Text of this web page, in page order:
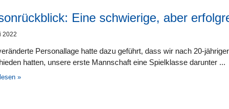
Zu dieser Kategorie gibt es
Eine schwierige, aber
2022
Personallage hatte dazu geführt, dass wir nach 20-
hatten, unsere erste Mannschaft eine Spielklasse darunter
»